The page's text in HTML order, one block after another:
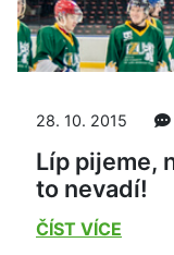
28. 10. 2015
Líp pijeme,
to nevadí!
ČÍST VÍCE